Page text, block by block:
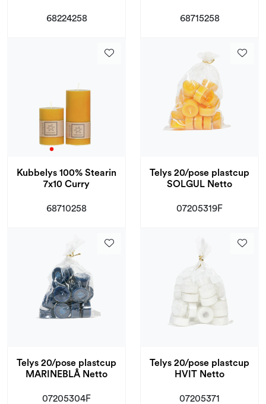
68224258 68715258
Kubbelys 100% Stearin
7x10 Curry
68710258
Telys 20/pose plastcup
SOLGUL Netto
07205319F
Telys 20/pose plastcup
MARINEBLÅ Netto
07205304F
Telys 20/pose plastcup
HVIT Netto
07205371